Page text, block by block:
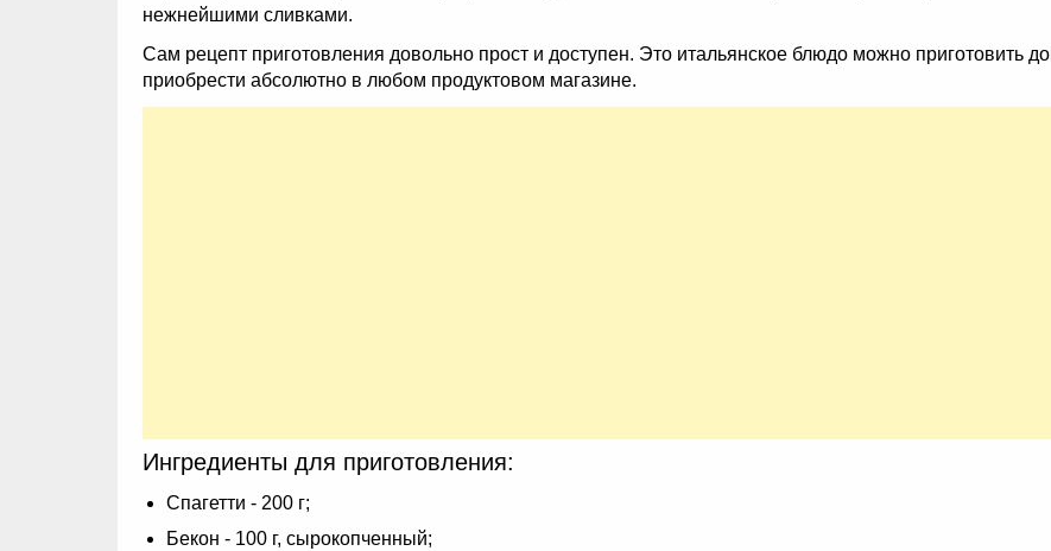
нежнейшими сливками.
Сам рецепт приготовления довольно прост и доступен. Это итальянское блюдо можно приготовить
приобрести абсолютно в любом продуктовом магазине.
Ингредиенты для приготовления:
Спагетти - 200 г;
Бекон - 100 г, сырокопченный;